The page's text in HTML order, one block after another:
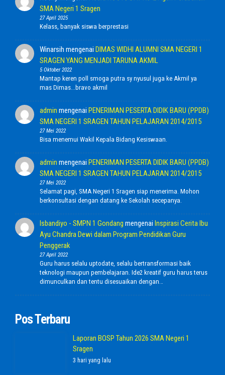
SMA Negeri 1 Sragen
27 April 2025
Kelass, banyak siswa berprestasi
Winarsih mengenai DIMAS WIDHI ALUMNI SMA NEGERI 1
SRAGEN YANG MENJADI TARUNA AKMIL
5 Oktober 2022
Mantap keren poll smoga putra sy nyusul juga ke Akmil ya
mas Dimas...bravo akmil
admin mengenai PENERIMAN PESERTA DIDIK BARU (PPDB)
SMA NEGERI 1 SRAGEN TAHUN PELAJARAN 2014/2015
27 Mei 2022
Bisa menemui Wakil Kepala Bidang Kesiswaan.
admin mengenai PENERIMAN PESERTA DIDIK BARU (PPDB)
SMA NEGERI 1 SRAGEN TAHUN PELAJARAN 2014/2015
27 Mei 2022
Selamat pagi, SMA Negeri 1 Sragen siap menerima. Mohon
berkonsultasi dengan datang ke Sekolah secepanya.
Isbandiyo - SMPN 1 Gondang mengenai Inspirasi Cerita Ibu
Ayu Chandra Dewi dalam Program Pendidikan Guru
Penggerak
27 April 2022
Guru harus selalu uptodate, selalu bertransformasi baik
teknologi maupun pembelajaran. Ide2 kreatif guru harus terus
dimunculkan dan tentu disesuaikan dengan…
Pos Terbaru
Laporan BOSP Tahun 2026 SMA Negeri 1
Sragen
3 hari yang lalu